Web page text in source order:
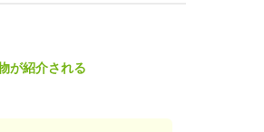
が紹介される